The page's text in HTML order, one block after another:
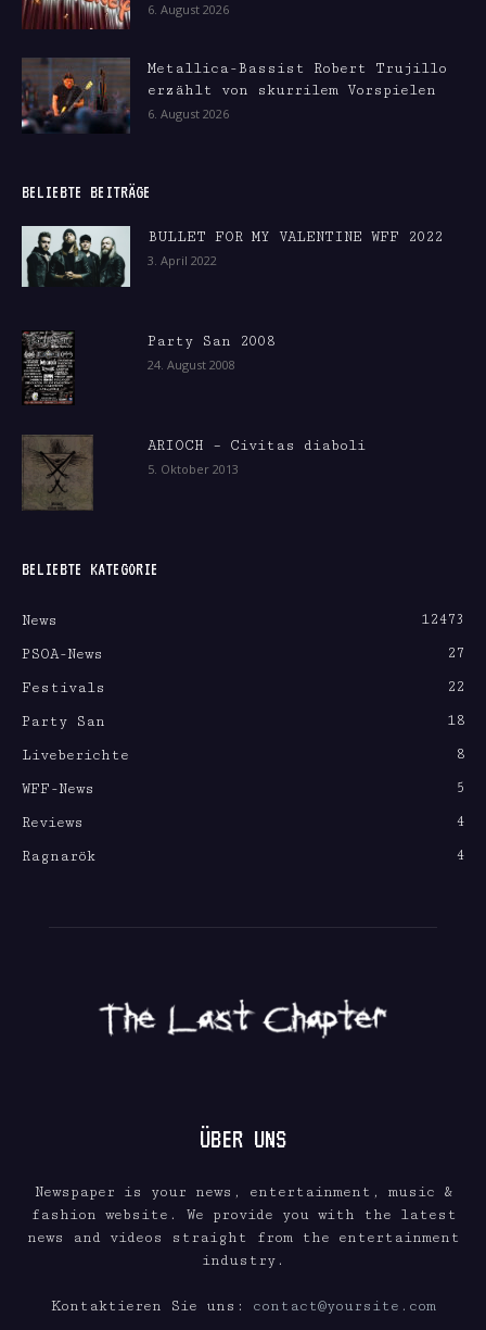
6. August 2026
Metallica-Bassist Robert Trujillo
erzählt von skurrilem Vorspielen
6. August 2026
BELIEBTE BEITRÄGE
BULLET FOR MY VALENTINE WFF 2022
3. April 2022
Party San 2008
24. August 2008
ARIOCH – Civitas diaboli
5. Oktober 2013
BELIEBTE KATEGORIE
News
12473
PSOA-News
27
Festivals
22
Party San
18
Liveberichte
8
WFF-News
5
Reviews
4
Ragnarök
4
ÜBER UNS
Newspaper is your news, entertainment, music &
fashion website. We provide you with the latest
news and videos straight from the entertainment
industry.
Kontaktieren Sie uns: contact@yoursite.com